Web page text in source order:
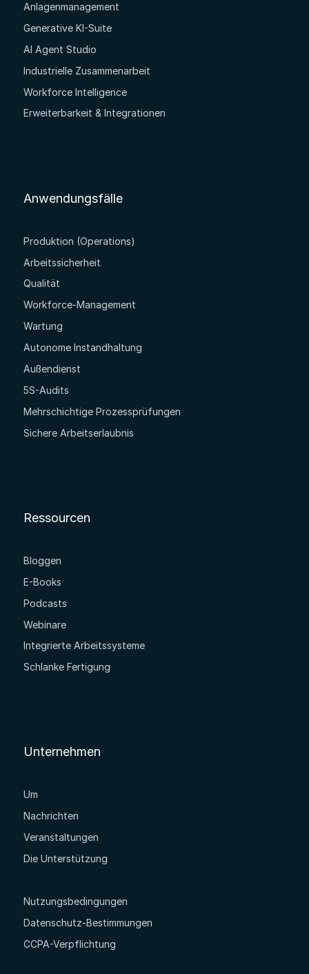
Anlagenmanagement
Generative KI-Suite
AI Agent Studio
Industrielle Zusammenarbeit
Workforce Intelligence
Erweiterbarkeit & Integrationen
Anwendungsfälle
Produktion (Operations)
Arbeitssicherheit
Qualität
Workforce-Management
Wartung
Autonome Instandhaltung
Außendienst
5S-Audits
Mehrschichtige Prozessprüfungen
Sichere Arbeitserlaubnis
Ressourcen
Bloggen
E-Books
Podcasts
Webinare
Integrierte Arbeitssysteme
Schlanke Fertigung
Unternehmen
Um
Nachrichten
Veranstaltungen
Die Unterstützung
Nutzungsbedingungen
Datenschutz-Bestimmungen
CCPA-Verpflichtung